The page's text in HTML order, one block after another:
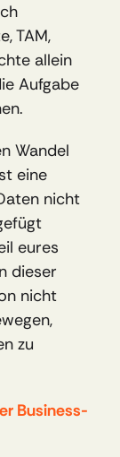
TAM,
allein
Aufgabe
Wandel
eine
nicht
eures
dieser
nicht
zu
Business-